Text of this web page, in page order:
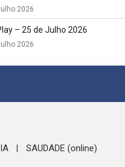
2026
– 25 de Julho 2026
2026
SAUDADE (online)